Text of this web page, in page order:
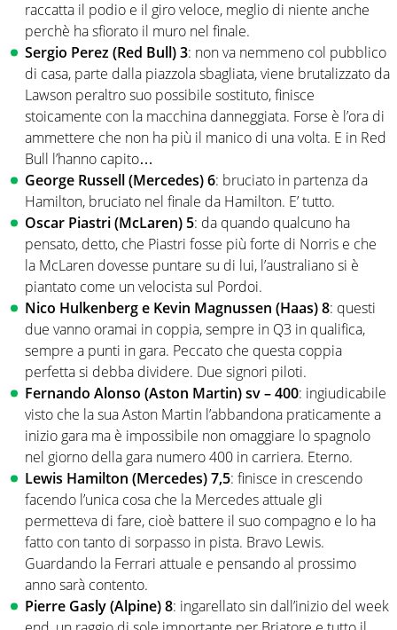
raccatta il podio e il giro veloce, meglio di niente anche
perchè ha sfiorato il muro nel finale.
Sergio Perez (Red Bull) 3: non va nemmeno col pubblico
di casa, parte dalla piazzola sbagliata, viene brutalizzato da
Lawson peraltro suo possibile sostituto, finisce
stoicamente con la macchina danneggiata. Forse è l’ora di
ammettere che non ha più il manico di una volta. E in Red
Bull l’hanno capito…
George Russell (Mercedes) 6: bruciato in partenza da
Hamilton, bruciato nel finale da Hamilton. E’ tutto.
Oscar Piastri (McLaren) 5: da quando qualcuno ha
pensato, detto, che Piastri fosse più forte di Norris e che
la McLaren dovesse puntare su di lui, l’australiano si è
piantato come un velocista sul Pordoi.
Nico Hulkenberg e Kevin Magnussen (Haas) 8: questi
due vanno oramai in coppia, sempre in Q3 in qualifica,
sempre a punti in gara. Peccato che questa coppia
perfetta si debba dividere. Due signori piloti.
Fernando Alonso (Aston Martin) sv – 400: ingiudicabile
visto che la sua Aston Martin l’abbandona praticamente a
inizio gara ma è impossibile non omaggiare lo spagnolo
nel giorno della gara numero 400 in carriera. Eterno.
Lewis Hamilton (Mercedes) 7,5: finisce in crescendo
facendo l’unica cosa che la Mercedes attuale gli
permetteva di fare, cioè battere il suo compagno e lo ha
fatto con tanto di sorpasso in pista. Bravo Lewis.
Guardando la Ferrari attuale e pensando al prossimo
anno sarà contento.
Pierre Gasly (Alpine) 8: ingarellato sin dall’inizio del week